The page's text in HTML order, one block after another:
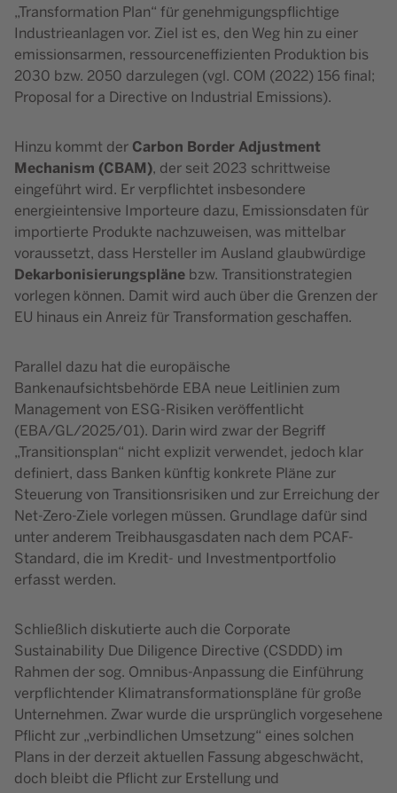
„Transformation Plan“ für genehmigungspflichtige
Industrieanlagen vor. Ziel ist es, den Weg hin zu einer
emissionsarmen, ressourceneffizienten Produktion bis
2030 bzw. 2050 darzulegen (vgl. COM (2022) 156 final;
Proposal for a Directive on Industrial Emissions).
Hinzu kommt der Carbon Border Adjustment
Mechanism (CBAM), der seit 2023 schrittweise
eingeführt wird. Er verpflichtet insbesondere
energieintensive Importeure dazu, Emissionsdaten für
importierte Produkte nachzuweisen, was mittelbar
voraussetzt, dass Hersteller im Ausland glaubwürdige
Dekarbonisierungspläne bzw. Transitionstrategien
vorlegen können. Damit wird auch über die Grenzen der
EU hinaus ein Anreiz für Transformation geschaffen.
Parallel dazu hat die europäische
Bankenaufsichtsbehörde EBA neue Leitlinien zum
Management von ESG-Risiken veröffentlicht
(EBA/GL/2025/01). Darin wird zwar der Begriff
„Transitionsplan“ nicht explizit verwendet, jedoch klar
definiert, dass Banken künftig konkrete Pläne zur
Steuerung von Transitionsrisiken und zur Erreichung der
Net-Zero-Ziele vorlegen müssen. Grundlage dafür sind
unter anderem Treibhausgasdaten nach dem PCAF-
Standard, die im Kredit- und Investmentportfolio
erfasst werden.
Schließlich diskutierte auch die Corporate
Sustainability Due Diligence Directive (CSDDD) im
Rahmen der sog. Omnibus-Anpassung die Einführung
verpflichtender Klimatransformationspläne für große
Unternehmen. Zwar wurde die ursprünglich vorgesehene
Pflicht zur „verbindlichen Umsetzung“ eines solchen
Plans in der derzeit aktuellen Fassung abgeschwächt,
doch bleibt die Pflicht zur Erstellung und